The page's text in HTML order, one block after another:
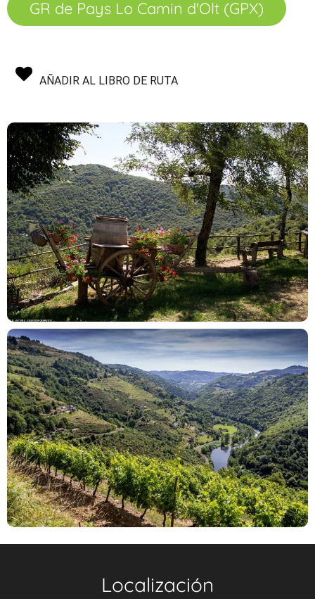
GR de Pays Lo Camin d'Olt (GPX)
AÑADIR AL LIBRO DE RUTA
Localización